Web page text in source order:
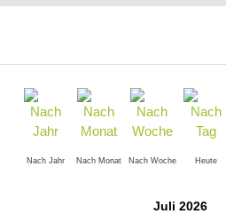
Nach Jahr Nach Monat Nach Woche Heute
Juli 2026